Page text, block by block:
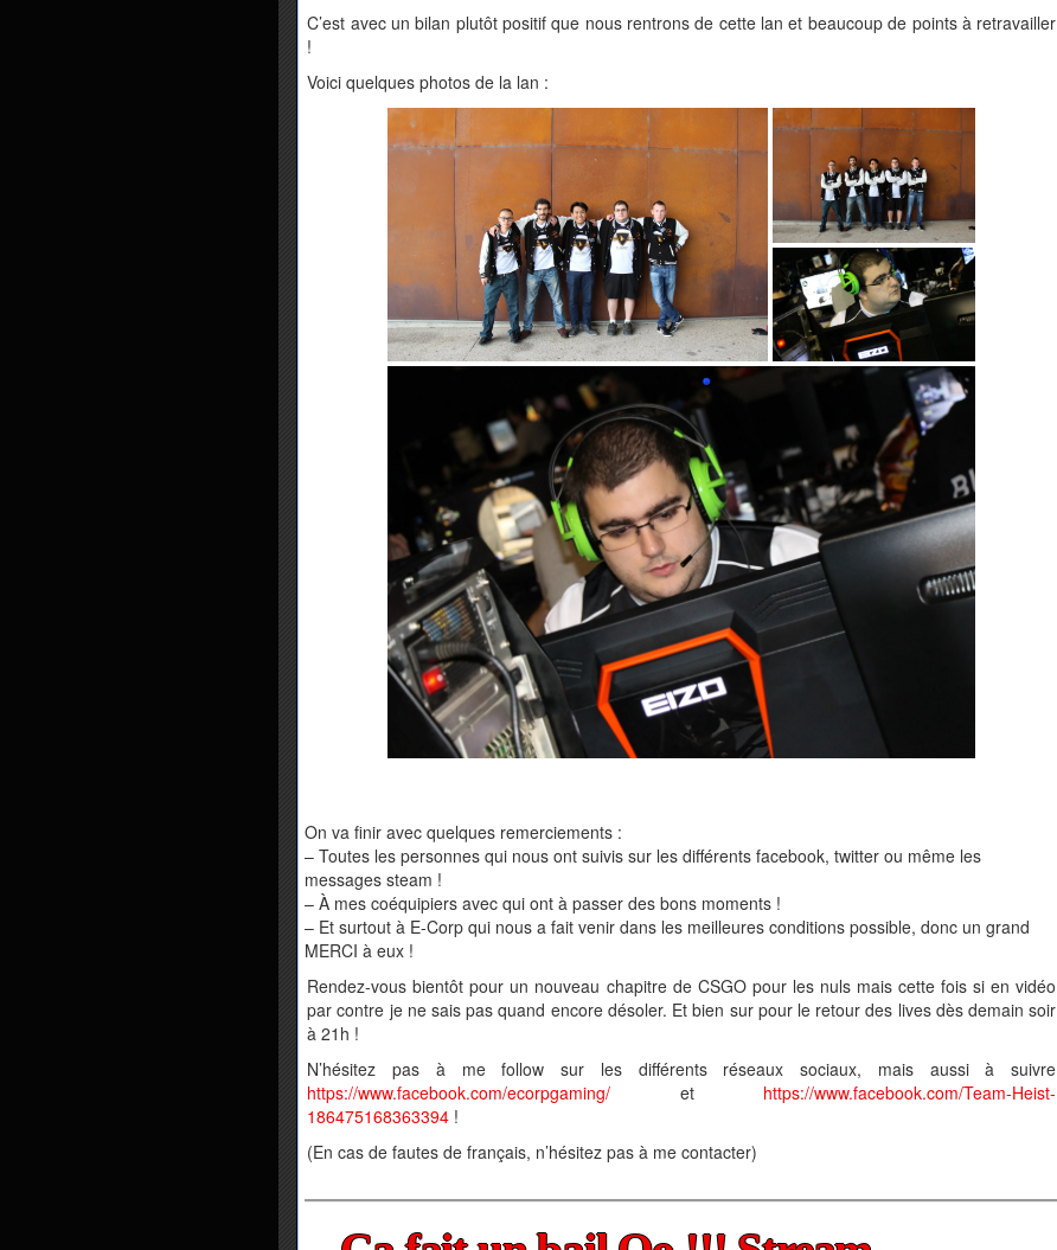
C’est avec un bilan plutôt positif que nous rentrons de cette lan et beaucoup de points à retravailler
!
Voici quelques photos de la lan :
On va finir avec quelques remerciements :
– Toutes les personnes qui nous ont suivis sur les différents facebook, twitter ou même les
messages steam !
– À mes coéquipiers avec qui ont à passer des bons moments !
– Et surtout à E-Corp qui nous a fait venir dans les meilleures conditions possible, donc un grand
MERCI à eux !
Rendez-vous bientôt pour un nouveau chapitre de CSGO pour les nuls mais cette fois si en vidéo
par contre je ne sais pas quand encore désoler. Et bien sur pour le retour des lives dès demain soir
à 21h !
N’hésitez pas à me follow sur les différents réseaux sociaux, mais aussi à suivre
https://www.facebook.com/ecorpgaming/ et https://www.facebook.com/Team-Heist-
186475168363394 !
(En cas de fautes de français, n’hésitez pas à me contacter)